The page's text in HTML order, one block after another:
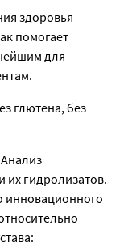
здоровья
помогает
для
глютена, без
их гидролизатов.
инновационного